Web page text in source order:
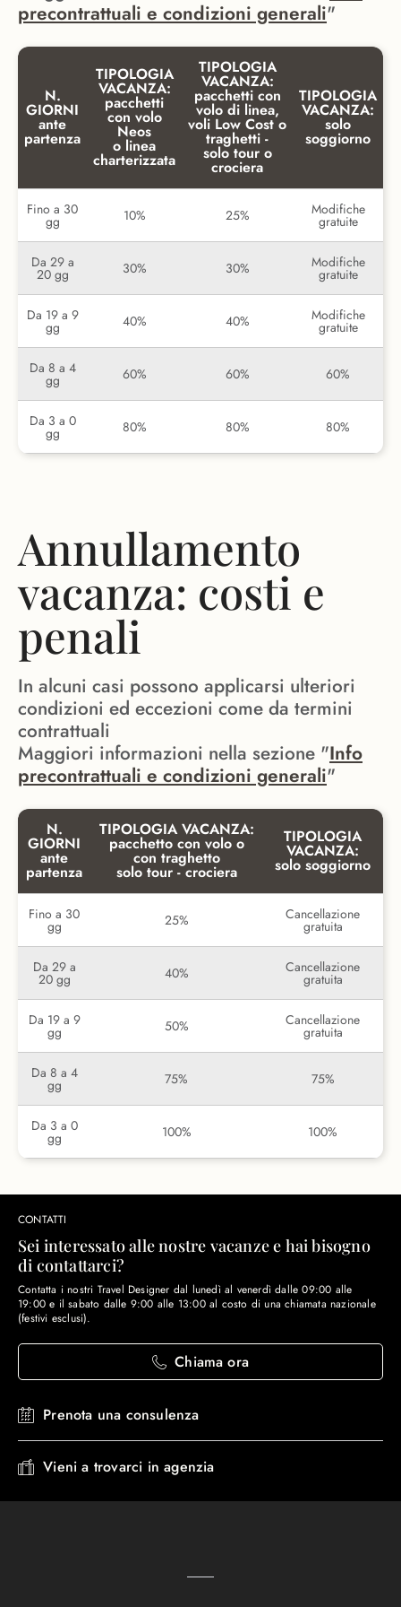
precontrattuali e condizioni generali"
N.
GIORNI
ante
partenza
TIPOLOGIA
VACANZA:
pacchetti
con volo
Neos
o linea
charterizzata
TIPOLOGIA
VACANZA:
pacchetti con
volo di linea,
voli Low Cost o
traghetti -
solo tour o
crociera
TIPOLOGIA
VACANZA:
solo
soggiorno
Fino a 30
gg 10% 25% Modifiche
gratuite
Da 29 a
20 gg 30% 30% Modifiche
gratuite
Da 19 a 9
gg 40% 40% Modifiche
gratuite
Da 8 a 4
gg 60% 60% 60%
Da 3 a 0
gg 80% 80% 80%
Annullamento
vacanza: costi e
penali
In alcuni casi possono applicarsi ulteriori
condizioni ed eccezioni come da termini
contrattuali
Maggiori informazioni nella sezione "Info
precontrattuali e condizioni generali"
N.
GIORNI
ante
partenza
TIPOLOGIA VACANZA:
pacchetto con volo o
con traghetto
solo tour - crociera
TIPOLOGIA
VACANZA:
solo soggiorno
Fino a 30
gg 25% Cancellazione
gratuita
Da 29 a
20 gg 40% Cancellazione
gratuita
Da 19 a 9
gg 50% Cancellazione
gratuita
Da 8 a 4
gg 75% 75%
Da 3 a 0
gg 100% 100%
CONTATTI
Sei interessato alle nostre vacanze e hai bisogno
di contattarci?
Contatta i nostri Travel Designer dal lunedì al venerdì dalle 09:00 alle
19:00 e il sabato dalle 9:00 alle 13:00 al costo di una chiamata nazionale
(festivi esclusi).
Chiama ora
Prenota una consulenza
Vieni a trovarci in agenzia